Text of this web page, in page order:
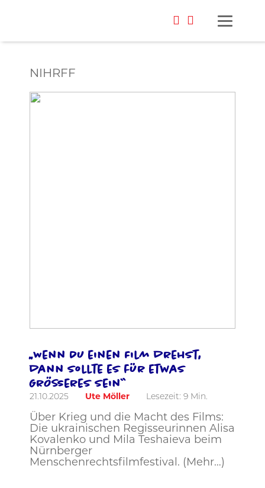
NIHRFF
„Wenn Du einen Film drehst,
dann sollte es für etwas
Größeres sein“
21.10.2025 Ute Möller Lesezeit: 9 Min.
Über Krieg und die Macht des Films:
Die ukrainischen Regisseurinnen Alisa
Kovalenko und Mila Teshaieva beim
Nürnberger
Menschenrechtsfilmfestival. (Mehr…)